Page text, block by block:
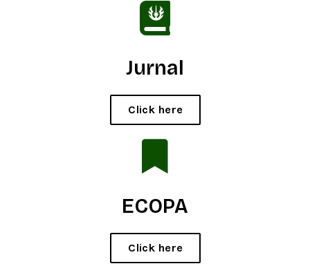
Jurnal
Click here
ECOPA
Click here